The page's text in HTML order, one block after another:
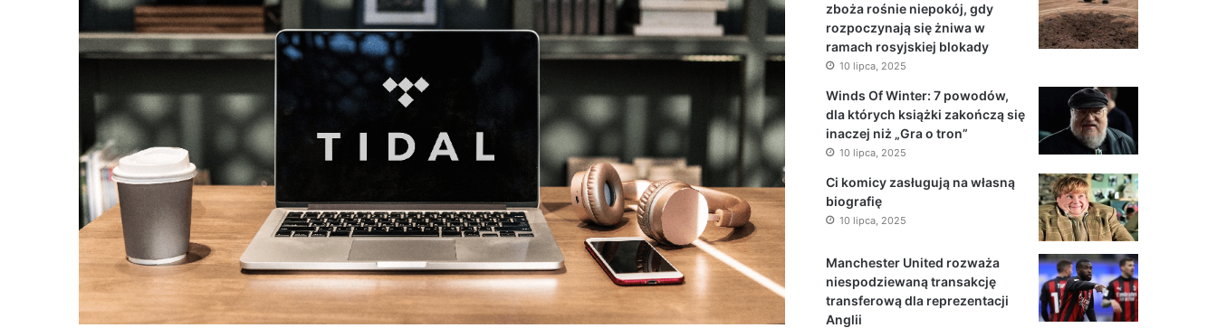
zboża rośnie niepokój, gdy
rozpoczynają się żniwa w
ramach rosyjskiej blokady
10 lipca, 2025
Winds Of Winter: 7 powodów,
dla których książki zakończą się
inaczej niż „Gra o tron”
10 lipca, 2025
Ci komicy zasługują na własną
biografię
10 lipca, 2025
Manchester United rozważa
niespodziewaną transakcję
transferową dla reprezentacji
Anglii